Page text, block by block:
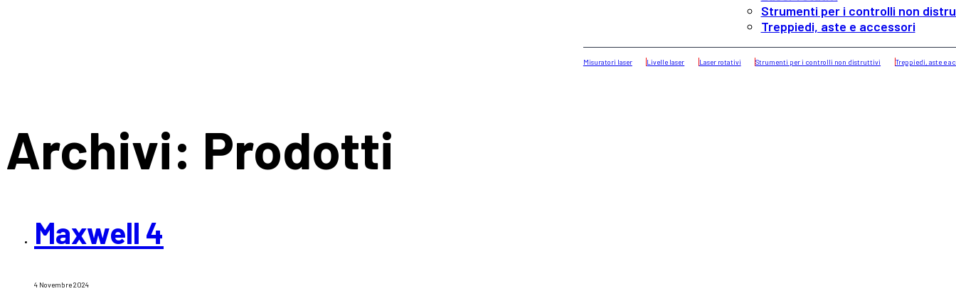
Strumenti per i controlli non
Treppiedi, aste e accessori
Misuratori laser Livelle laser Laser rotativi Strumenti per i controlli non distruttivi Treppiedi, aste e
Archivi: Prodotti
Maxwell 4
4 Novembre 2024